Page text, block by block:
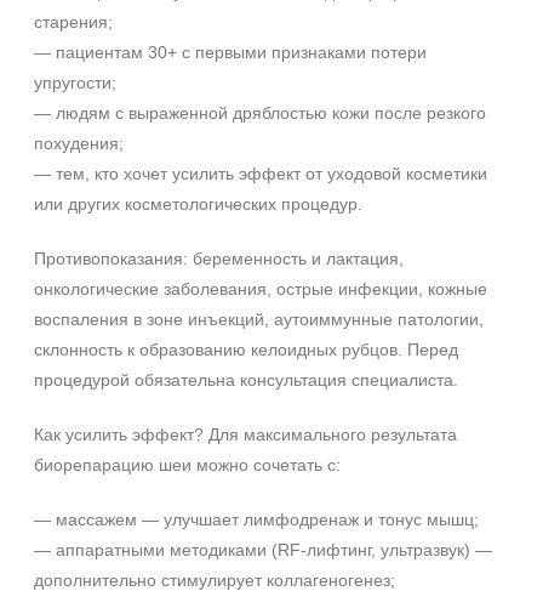
старения;
— пациентам 30+ с первыми признаками потери
упругости;
— людям с выраженной дряблостью кожи после резкого
похудения;
— тем, кто хочет усилить эффект от уходовой косметики
или других косметологических процедур.
Противопоказания: беременность и лактация,
онкологические заболевания, острые инфекции, кожные
воспаления в зоне инъекций, аутоиммунные патологии,
склонность к образованию келоидных рубцов. Перед
процедурой обязательна консультация специалиста.
Как усилить эффект? Для максимального результата
биорепарацию шеи можно сочетать с:
— массажем — улучшает лимфодренаж и тонус мышц;
— аппаратными методиками (RF‑лифтинг, ультразвук) —
дополнительно стимулирует коллагеногенез;